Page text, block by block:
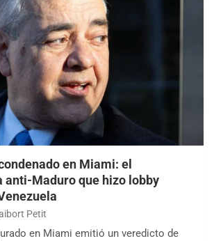
en Miami: el
anti-Maduro que hizo lobby
Petit
en Miami emitió un veredicto de